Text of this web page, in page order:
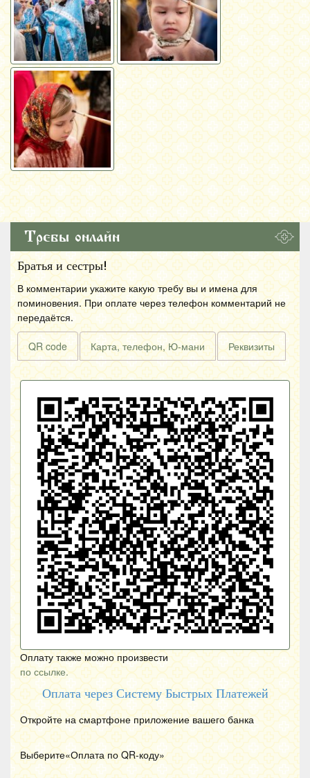
Требы онлайн
Братья и сестры!
В комментарии укажите какую требу вы и имена для
поминовения. При оплате через телефон комментарий не
передаётся.
QR code Карта, телефон, Ю-мани Реквизиты
Оплату также можно произвести
по ссылке.
Оплата через Систему Быстрых Платежей
Откройте на смартфоне приложение вашего банка
Выберите«Оплата по QR-коду»